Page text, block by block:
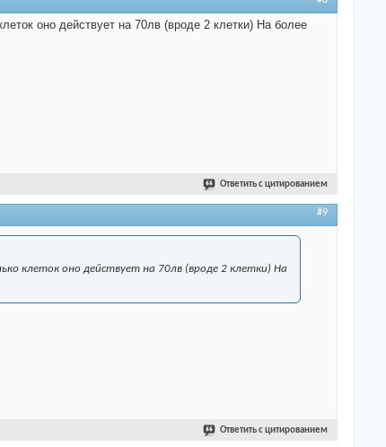
оно действует на 70лв (вроде 2 клетки) На более
Ответить с цитированием
#9
клеток оно действует на 70лв (вроде 2 клетки) На
Ответить с цитированием